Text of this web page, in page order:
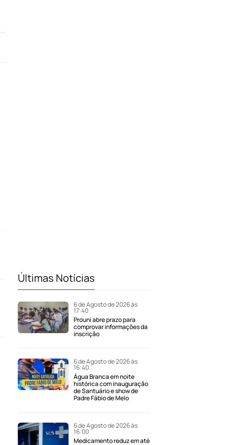
Últimas Notícias
6 de Agosto de 2026 às
17:40
Prouni abre prazo para
comprovar informações da
inscrição
6 de Agosto de 2026 às
16:40
Água Branca em noite
histórica com inauguração
de Santuário e show de
Padre Fábio de Melo
6 de Agosto de 2026 às
16:00
Medicamento reduz em até